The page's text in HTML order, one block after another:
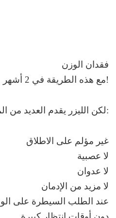
فقدان الوزن
مع هذه الطريقة في 2 أشهر 6-12 كيلوغرام ممكن!
لكن الليزر يقدم العديد من المزايا:
غير مؤلم على الاطلاق
لا عصبية
لا عدوان
لا مزيد من الإدمان
عند الطلب السيطرة على